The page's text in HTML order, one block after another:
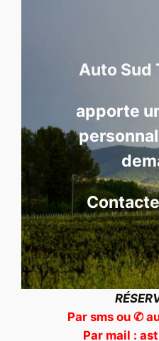
Auto Sud
apporte
Par sms ou ✆
Par mail :